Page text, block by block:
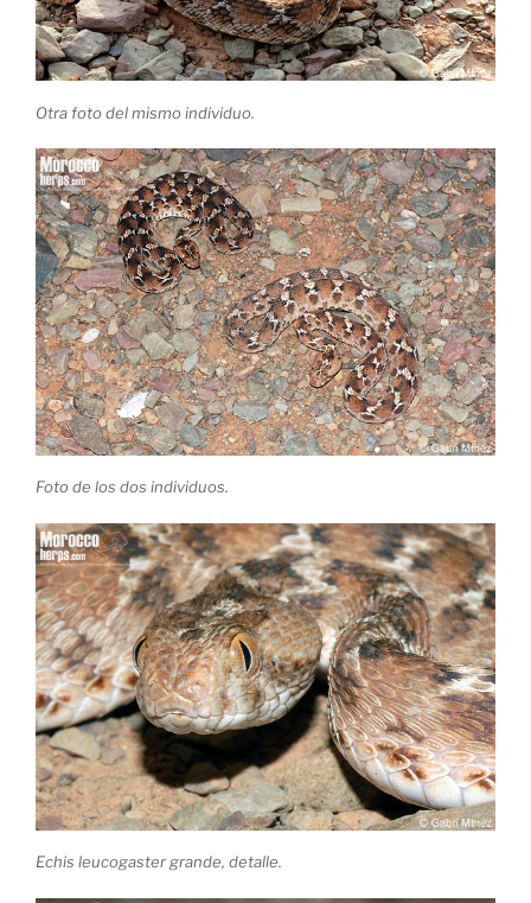
Otra foto del mismo individuo.
Foto de los dos individuos.
Echis leucogaster grande, detalle.